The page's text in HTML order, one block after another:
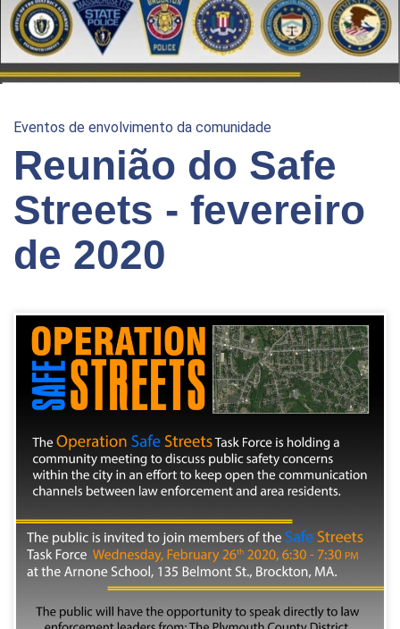
Eventos de envolvimento da comunidade
Reunião do Safe
Streets - fevereiro
de 2020